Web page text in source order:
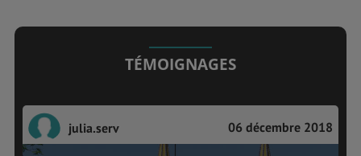
TÉMOIGNAGES
julia.serv 06 décembre 2018